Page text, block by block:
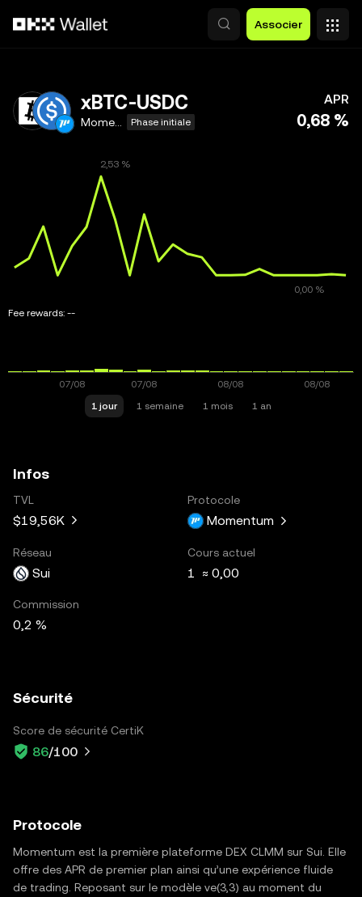
Associer
xBTC-USDC
Phase initiale
APR
0,68 %
Fee rewards: --
1 jour 1 semaine 1 mois 1 an
Infos
TVL
$19,56K
Protocole
Momentum
Réseau
Sui
Cours actuel
1 ≈ 0,00
Commission
0,2 %
Sécurité
Score de sécurité CertiK
86/100
Protocole
Momentum est la première plateforme DEX CLMM sur Sui. Elle
offre des APR de premier plan ainsi qu’une expérience fluide
de trading. Reposant sur le modèle ve(3,3) au moment du